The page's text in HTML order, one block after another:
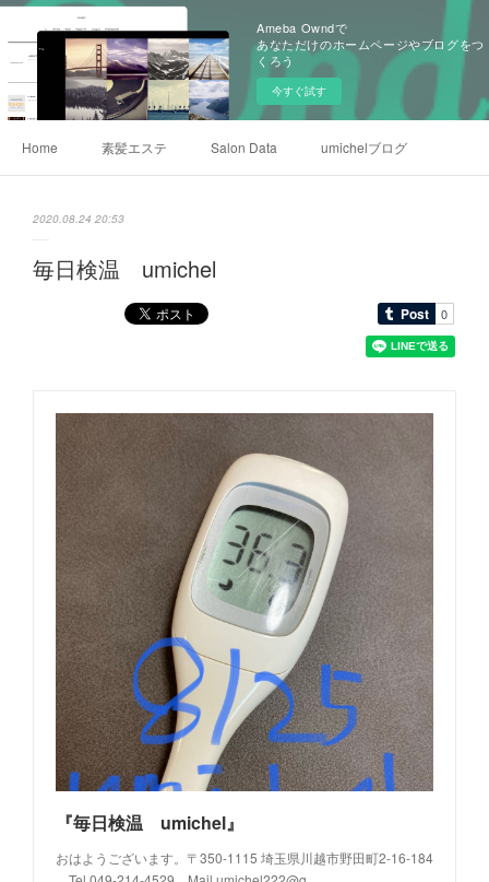
Ameba Owndで
あなただけのホームページやブログをつ
くろう
今すぐ試す
Home 素髪エステ Salon Data umichelブログ
2020.08.24 20:53
毎日検温 umichel
『毎日検温 umichel』
おはようございます。〒350-1115 埼玉県川越市野田町2-16-184